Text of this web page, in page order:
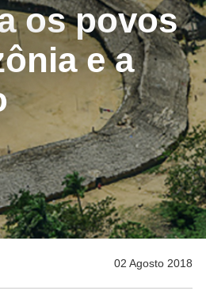
os povos
e a
02 Agosto 2018